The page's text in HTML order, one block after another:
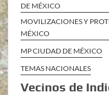
DE MÉXICO
MOVILIZACIONES Y
MÉXICO
MP CIUDAD DE MÉXICO
TEMAS NACIONALES
Vecinos de